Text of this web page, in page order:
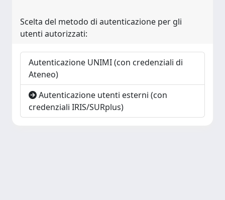
Scelta del metodo di autenticazione per gli
utenti autorizzati:
Autenticazione UNIMI (con credenziali di
Ateneo)
Autenticazione utenti esterni (con
credenziali IRIS/SURplus)